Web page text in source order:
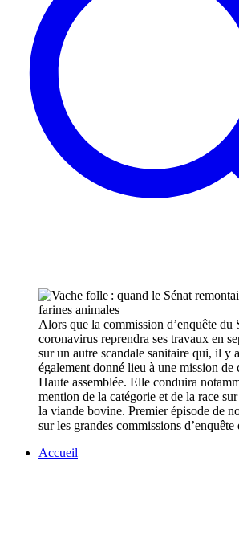
Alors que la commission d’enquête du
coronavirus reprendra ses travaux en
sur un autre scandale sanitaire qui, il y
également donné lieu à une mission de
Haute assemblée. Elle conduira
mention de la catégorie et de la race
la viande bovine. Premier épisode de
sur les grandes commissions d’enquête
Accueil